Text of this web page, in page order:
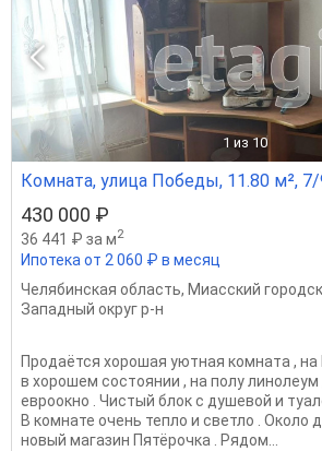
1 из 10
Комната, улица Победы, 11.80 м², 7/
430 000 ₽
36 441 ₽ за м2
Ипотека от 2 060 ₽ в месяц
Челябинская область, Миасский
Западный округ р-н
Продаётся хорошая уютная комната ,
в хорошем состоянии , на полу линолеум
евроокно . Чистый блок с душевой и
В комнате очень тепло и светло . Около
новый магазин Пятёрочка . Рядом...